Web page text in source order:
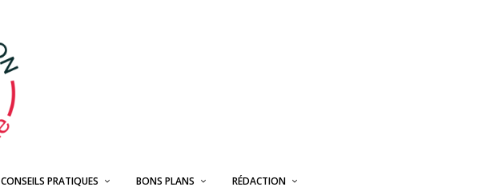
CONSEILS PRATIQUES BONS PLANS RÉDACTION